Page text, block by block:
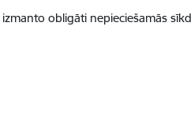
obligāti nepieciešamās